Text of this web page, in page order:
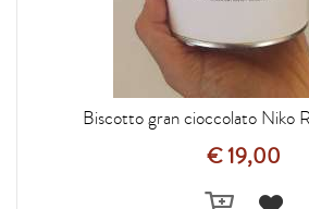
Biscotto gran cioccolato Niko
€ 19,00